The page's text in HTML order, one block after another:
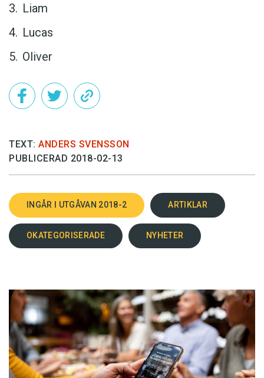
Liam
Lucas
Oliver
TEXT: ANDERS SVENSSON
PUBLICERAD 2018-02-13
INGÅR I UTGÅVAN 2018-2 ARTIKLAR
OKATEGORISERADE NYHETER